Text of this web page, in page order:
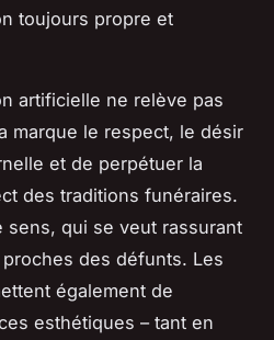
toujours propre et
artificielle ne relève pas
marque le respect, le désir
et de perpétuer la
des traditions funéraires.
sens, qui se veut rassurant
des défunts. Les
également de
esthétiques – tant en